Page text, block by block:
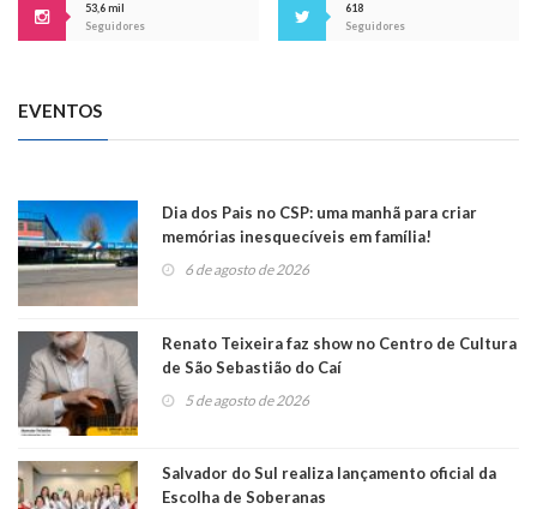
53,6 mil
Seguidores
618
Seguidores
EVENTOS
Dia dos Pais no CSP: uma manhã para criar
memórias inesquecíveis em família!
6 de agosto de 2026
Renato Teixeira faz show no Centro de Cultura
de São Sebastião do Caí
5 de agosto de 2026
Salvador do Sul realiza lançamento oficial da
Escolha de Soberanas